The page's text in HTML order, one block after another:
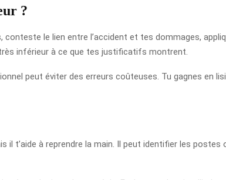
?
le lien entre l’accident et tes dommages,
inférieur à ce que tes justificatifs montrent.
peut éviter des erreurs coûteuses. Tu gagnes en
t’aide à reprendre la main. Il peut identifier les postes